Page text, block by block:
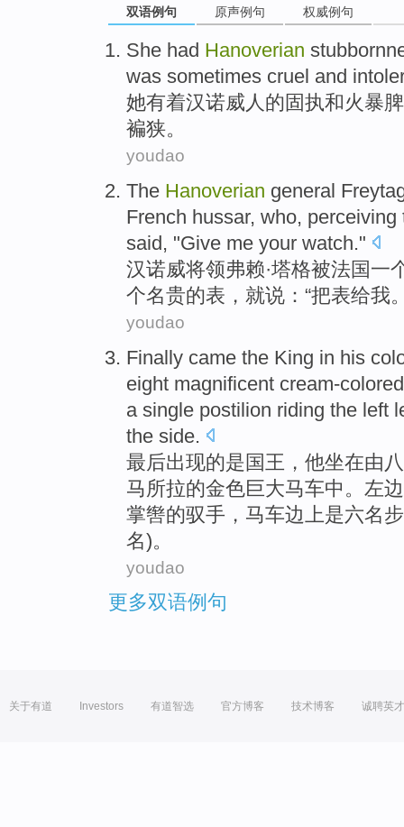
双语例句 原声例句 权威例句
She had Hanoverian
was sometimes cruel and
她有着汉诺威人的 固执和火暴
褊狭。
youdao
The Hanoverian general
French hussar, who, perceiving
said, "Give me your watch."
汉诺威将领弗赖·塔格被法国一
个名贵的表 ，就说 ：“把表给我
youdao
Finally came the King in his
eight magnificent cream-colored
a single postilion riding the left
the side.
最后出现的是 国王 ， 他坐在由 八
马所拉的金色巨大马车中。 左边
掌辔的驭手，马车边上是六名
名)。
youdao
更多双语例句
关于有道 Investors 有道智选 官方博客 技术博客 诚聘英才